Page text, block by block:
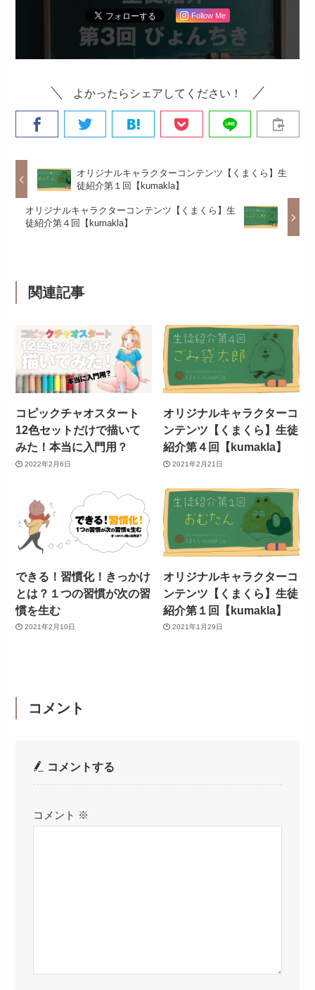
Follow Me
よかったらシェアしてください！
オリジナルキャラクターコンテンツ【くまくら】生
徒紹介第１回【kumakla】
オリジナルキャラクターコンテンツ【くまくら】生
徒紹介第４回【kumakla】
関連記事
コピックチャオスタート
12色セットだけで描いて
みた！本当に入門用？
2022年2月6日
オリジナルキャラクターコ
ンテンツ【くまくら】生徒
紹介第４回【kumakla】
2021年2月21日
できる！習慣化！きっかけ
とは？１つの習慣が次の習
慣を生む
2021年2月10日
オリジナルキャラクターコ
ンテンツ【くまくら】生徒
紹介第１回【kumakla】
2021年1月29日
コメント
コメントする
コメント ※